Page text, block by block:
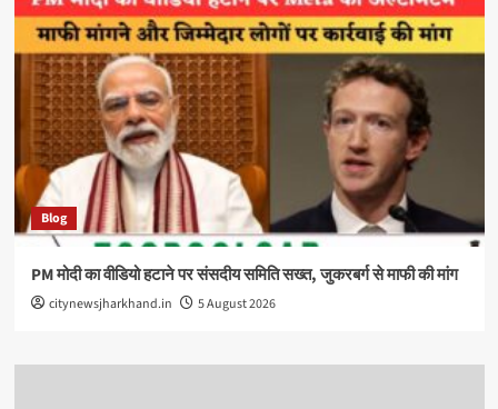
Blog
PM मोदी का वीडियो हटाने पर संसदीय समिति सख्त, जुकरबर्ग से माफी की मांग
citynewsjharkhand.in 5 August 2026